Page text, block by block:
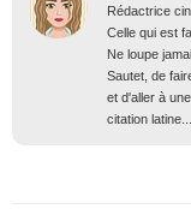
Rédactrice
Celle qui est
Ne loupe
Sautet, de
et d'aller à
citation